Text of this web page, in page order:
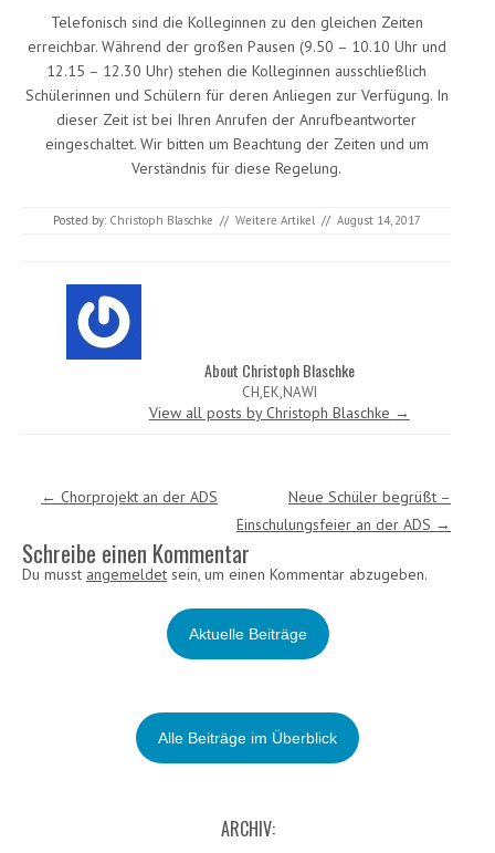
Telefonisch sind die Kolleginnen zu den gleichen Zeiten
erreichbar. Während der großen Pausen (9.50 – 10.10 Uhr und
12.15 – 12.30 Uhr) stehen die Kolleginnen ausschließlich
Schülerinnen und Schülern für deren Anliegen zur Verfügung. In
dieser Zeit ist bei Ihren Anrufen der Anrufbeantworter
eingeschaltet. Wir bitten um Beachtung der Zeiten und um
Verständnis für diese Regelung.
Posted by: Christoph Blaschke // Weitere Artikel // August 14, 2017
About Christoph Blaschke
CH,EK,NAWI
View all posts by Christoph Blaschke →
Post navigation
← Chorprojekt an der ADS
Neue Schüler begrüßt –
Einschulungsfeier an der ADS →
Schreibe einen Kommentar
Du musst angemeldet sein, um einen Kommentar abzugeben.
Aktuelle Beiträge
Alle Beiträge im Überblick
ARCHIV: